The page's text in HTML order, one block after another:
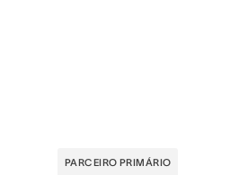
PARCEIRO PRIMÁRIO